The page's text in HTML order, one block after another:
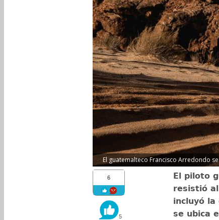
El guatemalteco Francisco Arredondo
6
5
El piloto
resistió
incluyó la
se ubica